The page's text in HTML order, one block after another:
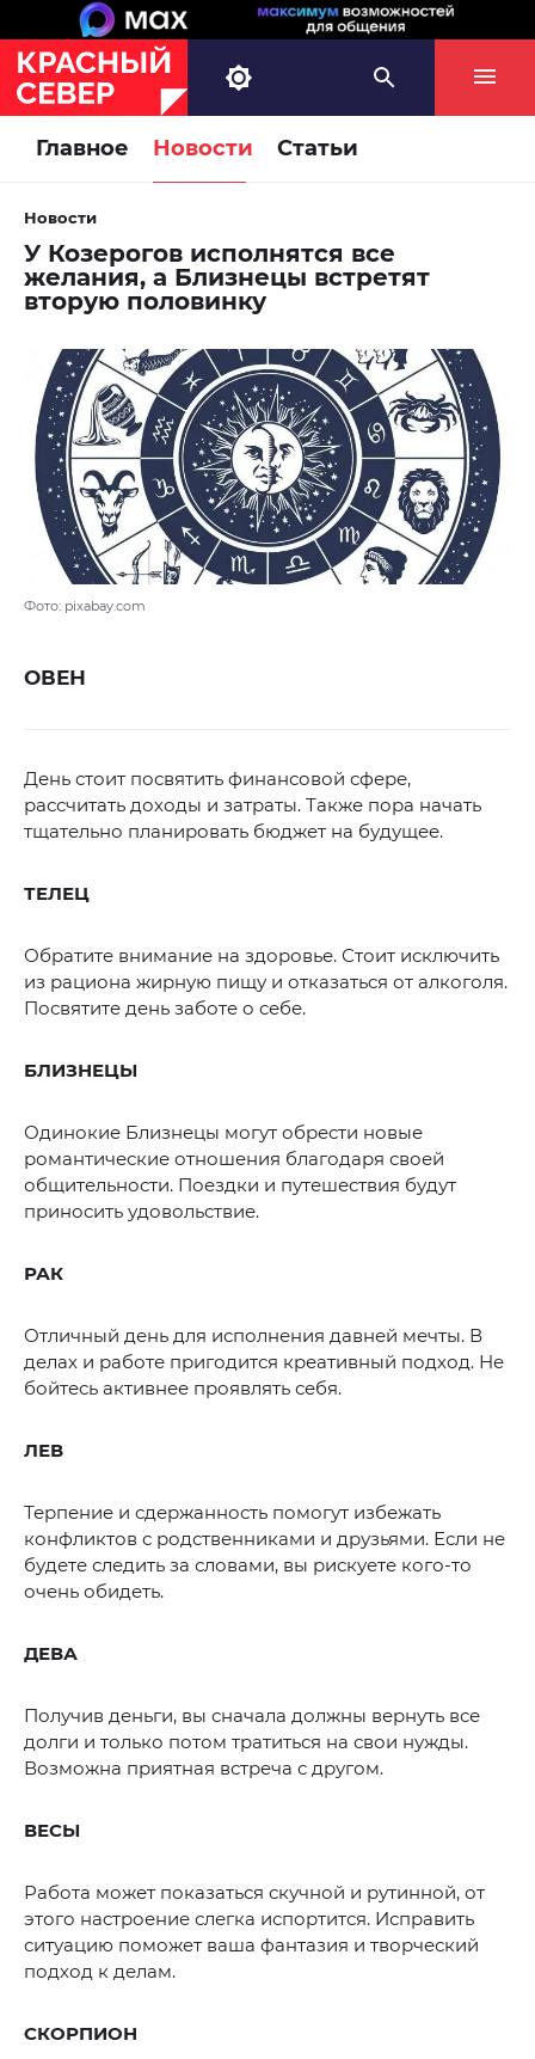
Главное Новости Статьи
Новости
У Козерогов исполнятся все
желания, а Близнецы встретят
вторую половинку
Фото: pixabay.com
ОВЕН
День стоит посвятить финансовой сфере,
рассчитать доходы и затраты. Также пора начать
тщательно планировать бюджет на будущее.
ТЕЛЕЦ
Обратите внимание на здоровье. Стоит исключить
из рациона жирную пищу и отказаться от алкоголя.
Посвятите день заботе о себе.
БЛИЗНЕЦЫ
Одинокие Близнецы могут обрести новые
романтические отношения благодаря своей
общительности. Поездки и путешествия будут
приносить удовольствие.
РАК
Отличный день для исполнения давней мечты. В
делах и работе пригодится креативный подход. Не
бойтесь активнее проявлять себя.
ЛЕВ
Терпение и сдержанность помогут избежать
конфликтов с родственниками и друзьями. Если не
будете следить за словами, вы рискуете кого-то
очень обидеть.
ДЕВА
Получив деньги, вы сначала должны вернуть все
долги и только потом тратиться на свои нужды.
Возможна приятная встреча с другом.
ВЕСЫ
Работа может показаться скучной и рутинной, от
этого настроение слегка испортится. Исправить
ситуацию поможет ваша фантазия и творческий
подход к делам.
СКОРПИОН